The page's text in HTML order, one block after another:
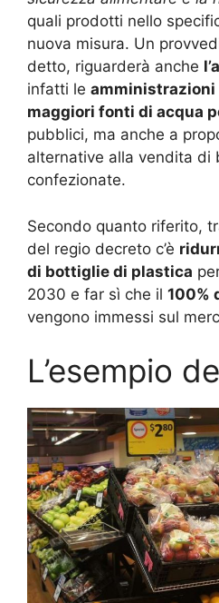
quali prodotti nello
nuova misura. Un
detto, riguarderà anche
infatti le amministrazioni
maggiori fonti di acqua
pubblici, ma anche a
alternative alla vendita di
confezionate.
Secondo quanto riferito,
del regio decreto c’è
di bottiglie di plastica
2030 e far sì che il 100%
vengono immessi sul
L’esempio